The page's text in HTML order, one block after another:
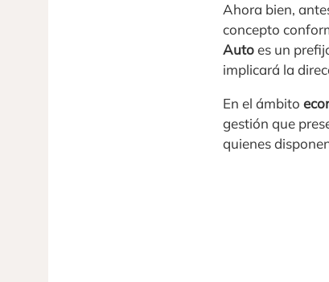
Ahora bien,
concepto
Autoes un
implicará la
En el ámbito
gestión que
quienes